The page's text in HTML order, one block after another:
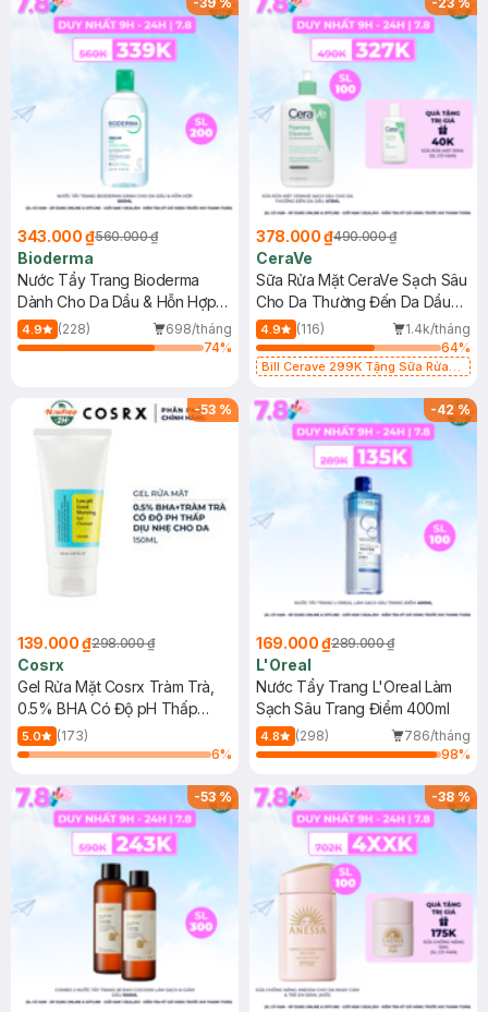
343.000 ₫560.000 ₫
Bioderma
Nước Tẩy Trang Bioderma
Dành Cho Da Dầu & Hỗn Hợp
500ml
4.9 (228)
698/tháng
74%
378.000 ₫490.000 ₫
CeraVe
Sữa Rửa Mặt CeraVe Sạch Sâu
Cho Da Thường Đến Da Dầu
473ml
4.9 (116)
1.4k/tháng
64%
Bill Cerave 299K Tặng Sữa Rửa
-53 %
139.000 ₫298.000 ₫
Cosrx
Gel Rửa Mặt Cosrx Tràm Trà,
0.5% BHA Có Độ pH Thấp
150ml
5.0
(173)
6%
-42%
169.000 ₫289.000 ₫
L'Oreal
Nước Tẩy Trang L'Oreal Làm
Sạch Sâu Trang Điểm 400ml
4.8 (298)
786/tháng
98%
-53% -38%